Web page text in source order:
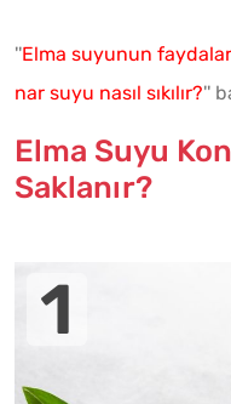
''Elma suyunun
nar suyu nasıl sıkılır?''
Elma Suyu
Saklanır?